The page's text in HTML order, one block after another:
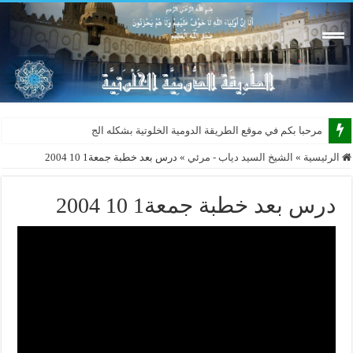
مرحبا بكم في موقع الطريقة الدومية الخلوتية بشكله الجديد 201
الرئيسية » الشيخ السيد دياب - مرئي » درس بعد خطبة جمعة1 10 2004
درس بعد خطبة جمعة1 10 2004